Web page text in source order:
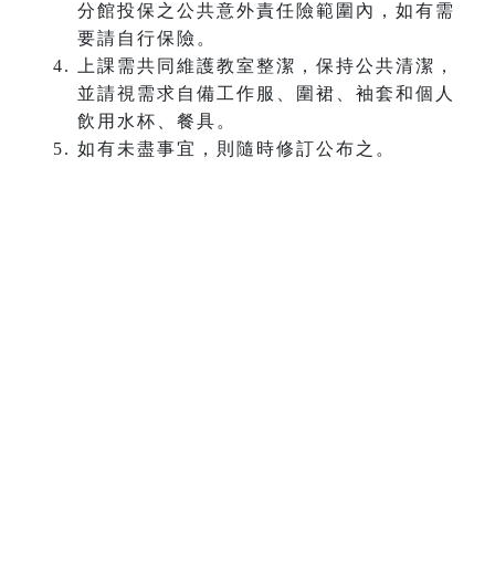
分館投保之公共意外責任險範圍內，如有需
要請自行保險。
上課需共同維護教室整潔，保持公共清潔，
並請視需求自備工作服、圍裙、袖套和個人
飲用水杯、餐具。
如有未盡事宜，則隨時修訂公布之。